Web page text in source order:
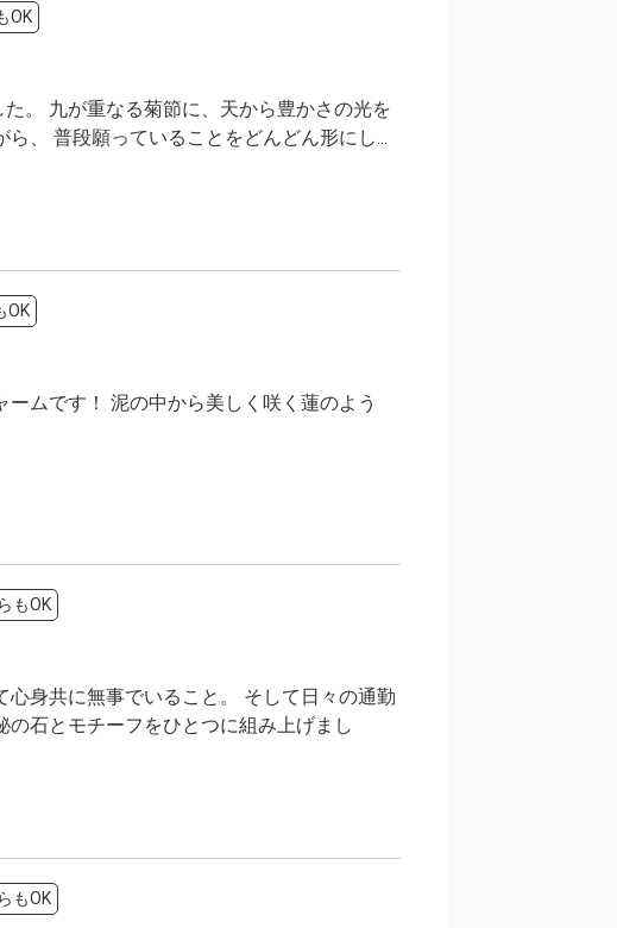
OK
。 九が重なる菊節に、天から豊かさの光を
、 普段願っていることをどんどん形にし...
OK
ムです！ 泥の中から美しく咲く蓮のよう
もOK
身共に無事でいること。 そして日々の通勤
石とモチーフをひとつに組み上げまし
もOK